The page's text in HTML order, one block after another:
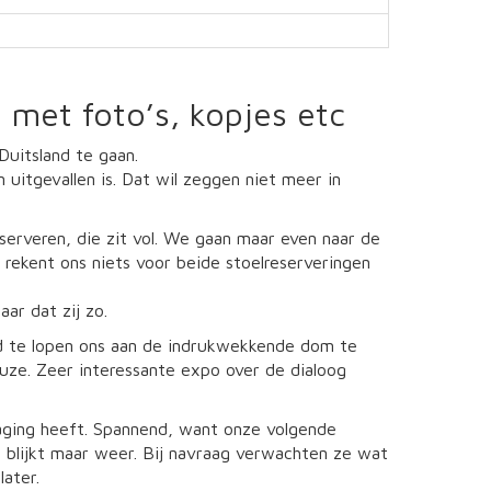
foto’s, kopjes etc
te gaan.
is. Dat wil zeggen niet meer in
die zit vol. We gaan maar even naar de
ons niets voor beide stoelreserveringen
dat zij zo.
lopen ons aan de indrukwekkende dom te
Zeer interessante expo over de dialoog
heeft. Spannend, want onze volgende
maar weer. Bij navraag verwachten ze wat